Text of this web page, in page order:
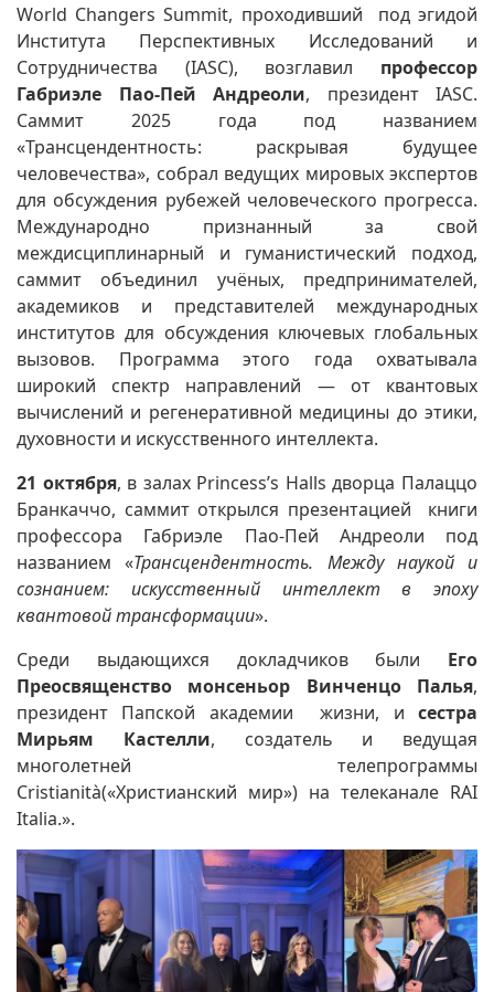
World Changers Summit, проходивший под эгидой
Института Перспективных Исследований и
Сотрудничества (IASC), возглавил профессор
Габриэле Пао-Пей Андреоли, президент IASC.
Саммит 2025 года под названием
«Трансцендентность: раскрывая будущее
человечества», собрал ведущих мировых экспертов
для обсуждения рубежей человеческого прогресса.
Международно признанный за свой
междисциплинарный и гуманистический подход,
саммит объединил учёных, предпринимателей,
академиков и представителей международных
институтов для обсуждения ключевых глобальных
вызовов. Программа этого года охватывала
широкий спектр направлений — от квантовых
вычислений и регенеративной медицины до этики,
духовности и искусственного интеллекта.
21 октября, в залах Princess’s Halls дворца Палаццо
Бранкаччо, саммит открылся презентацией книги
профессора Габриэле Пао-Пей Андреоли под
названием «Трансцендентность. Между наукой и
сознанием: искусственный интеллект в эпоху
квантовой трансформации».
Среди выдающихся докладчиков были Его
Преосвященство монсеньор Винченцо Палья,
президент Папской академии жизни, и сестра
Мирьям Кастелли, создатель и ведущая
многолетней телепрограммы
Cristianità(«Христианский мир») на телеканале RAI
Italia.».